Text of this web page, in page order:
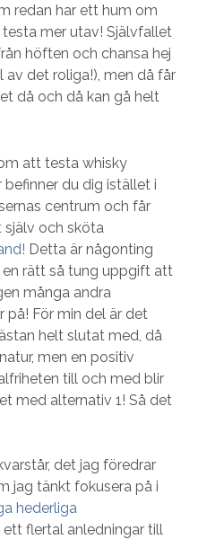
redan har ett hum om
mer utav! Självfallet
höften och chansa hej
det roliga!), men då får
då och då kan gå helt
att testa whisky
du dig istället i
centrum och får
och sköta
Detta är någonting
en rätt så tung uppgift att
många andra
på! För min del är det
helt slutat med, då
men en positiv
till och med blir
med alternativ 1! Så det
det jag föredrar
jag tänkt fokusera på i
hederliga
ett flertal anledningar till